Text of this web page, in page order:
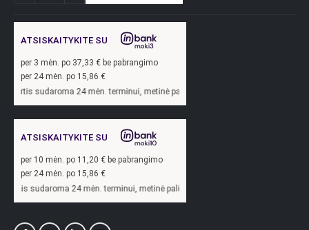
ATSISKAITYKITE SU
per 3 mėn. po 37,33 € be pabrangimo
per 24 mėn. po 15,86 €
24 mėn. terminui, metinė palūkanų norma –
ATSISKAITYKITE SU
per 10 mėn. po 11,20 € be pabrangimo
per 24 mėn. po 15,86 €
24 mėn. terminui, metinė palūkanų norma – 13,9